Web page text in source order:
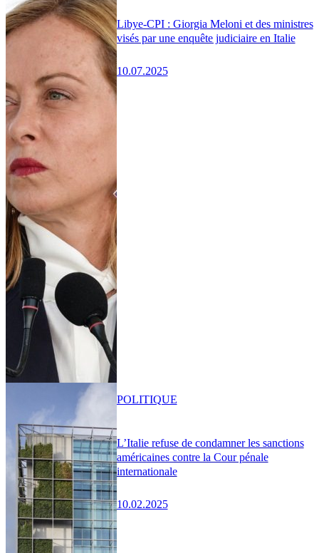
Libye-CPI : Giorgia Meloni et des ministres
visés par une enquête judiciaire en Italie
10.07.2025
L’Italie refuse de condamner les sanctions
américaines contre la Cour pénale
internationale
10.02.2025
POLITIQUE